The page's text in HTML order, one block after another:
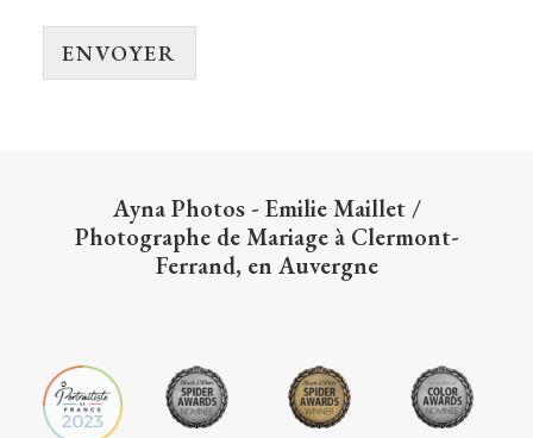
ENVOYER
Ayna Photos - Emilie Maillet/
Photographe de Mariage à Clermont-
Ferrand, en Auvergne